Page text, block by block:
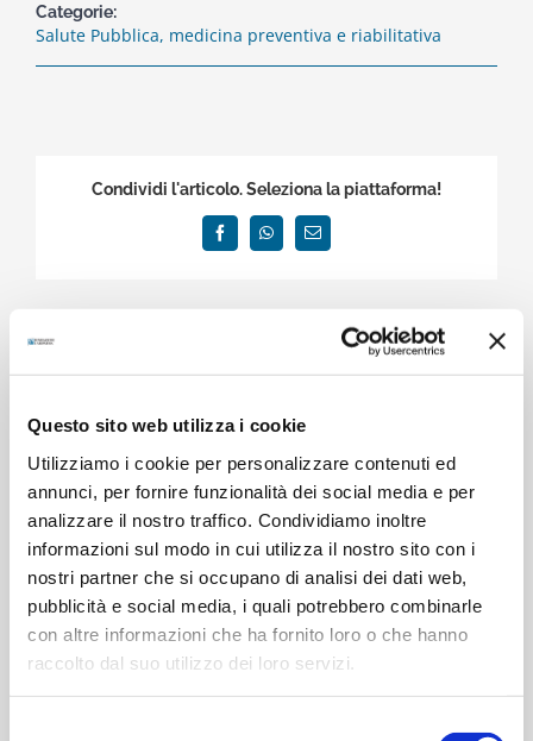
Questo sito web utilizza i cookie
Utilizziamo i cookie per personalizzare contenuti ed
annunci, per fornire funzionalità dei social media e per
analizzare il nostro traffico. Condividiamo inoltre
informazioni sul modo in cui utilizza il nostro sito con i
nostri partner che si occupano di analisi dei dati web,
pubblicità e social media, i quali potrebbero combinarle
con altre informazioni che ha fornito loro o che hanno
raccolto dal suo utilizzo dei loro servizi.
Categorie:
Salute Pubblica, medicina preventiva e riabilitativa
Condividi l'articolo. Seleziona la piattaforma!
FacebookWhatsAppEmail
Progetti correlati
Intercral di Parma potenzia i
servizi di trasporto disabili
Un guanto robotico per la
riabilitazione della mano